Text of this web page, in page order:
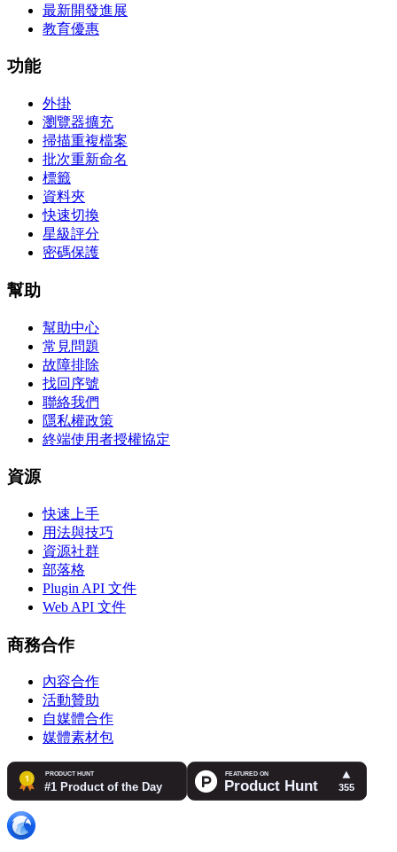
最新開發進展
教育優惠
功能
外掛
瀏覽器擴充
掃描重複檔案
批次重新命名
標籤
資料夾
快速切換
星級評分
密碼保護
幫助
幫助中心
常見問題
故障排除
找回序號
聯絡我們
隱私權政策
終端使用者授權協定
資源
快速上手
用法與技巧
資源社群
部落格
Plugin API 文件
Web API 文件
商務合作
內容合作
活動贊助
自媒體合作
媒體素材包